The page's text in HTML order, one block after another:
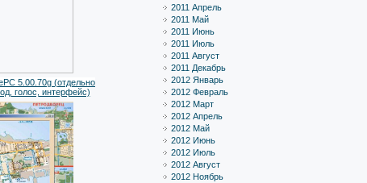
5.00.70g (отдельно
голос, интерфейс)
2011 Апрель
2011 Май
2011 Июнь
2011 Июль
2011 Август
2011 Декабрь
2012 Январь
2012 Февраль
2012 Март
2012 Апрель
2012 Май
2012 Июнь
2012 Июль
2012 Август
2012 Ноябрь